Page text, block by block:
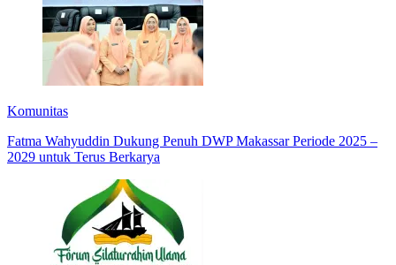
Komunitas
Fatma Wahyuddin Dukung Penuh DWP Makassar Periode 2025 –
2029 untuk Terus Berkarya